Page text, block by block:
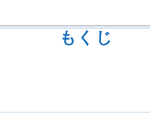
もくじ